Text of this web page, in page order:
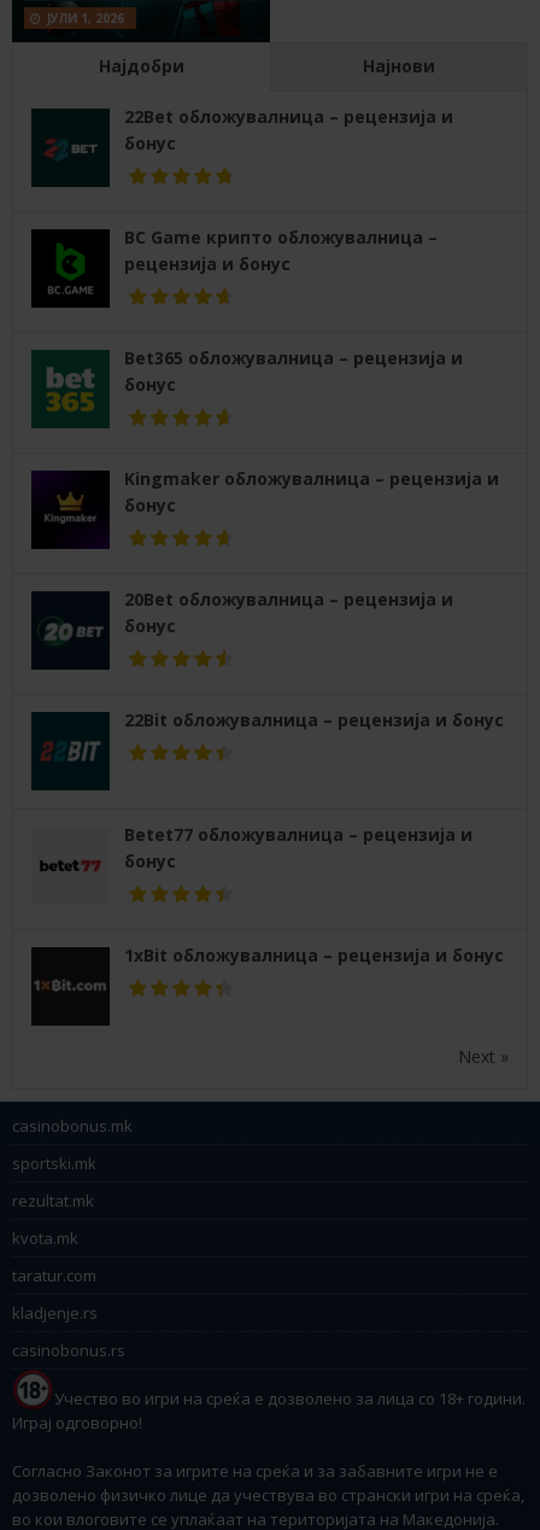
ЈУЛИ 1, 2026
Најдобри Најнови
22Bet обложувалница – рецензија и
бонус
BC Game крипто обложувалница –
рецензија и бонус
Bet365 обложувалница – рецензија и
бонус
Kingmaker обложувалница – рецензија и
бонус
20Bet обложувалница – рецензија и
бонус
22Bit обложувалница – рецензија и бонус
Betet77 обложувалница – рецензија и
бонус
1xBit обложувалница – рецензија и бонус
Next »
casinobonus.mk
sportski.mk
rezultat.mk
kvota.mk
taratur.com
kladjenje.rs
casinobonus.rs
Учество во игри на среќа е дозволено за лица со 18+ години.
Играј одговорно!
Согласно Законот за игрите на среќа и за забавните игри не е
дозволено физичко лице да учествува во странски игри на среќа,
во кои влоговите се уплаќаат на територијата на Македонија.